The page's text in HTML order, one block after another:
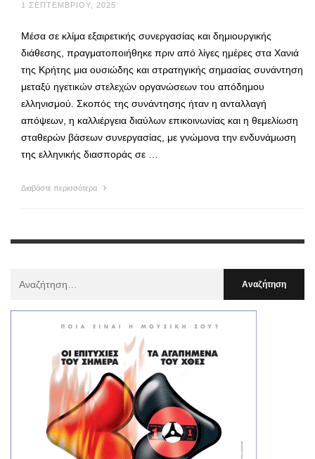
1 ΣΕΠΤΕΜΒΡΊΟΥ, 2025
Μέσα σε κλίμα εξαιρετικής συνεργασίας και δημιουργικής
διάθεσης, πραγματοποιήθηκε πριν από λίγες ημέρες στα Χανιά
της Κρήτης μια ουσιώδης και στρατηγικής σημασίας συνάντηση
μεταξύ ηγετικών στελεχών οργανώσεων του απόδημου
ελληνισμού. Σκοπός της συνάντησης ήταν η ανταλλαγή
απόψεων, η καλλιέργεια διαύλων επικοινωνίας και η θεμελίωση
σταθερών βάσεων συνεργασίας, με γνώμονα την ενδυνάμωση
της ελληνικής διασποράς σε …
Διαβάστε περισσότερα
: